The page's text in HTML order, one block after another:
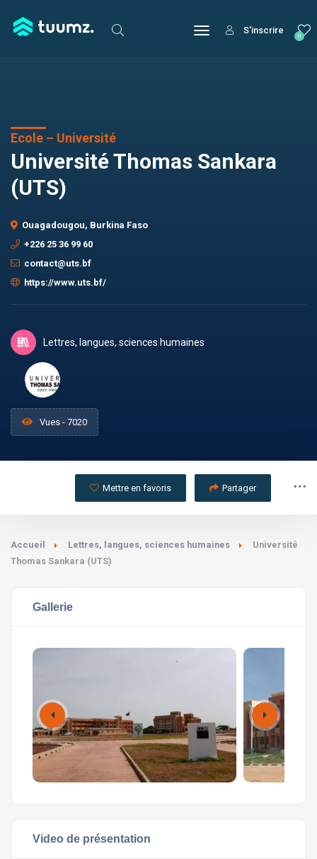
0
S'inscrire
Ecole – Université
Université Thomas Sankara
(UTS)
Ouagadougou, Burkina Faso
+226 25 36 99 60
contact@uts.bf
https://www.uts.bf/
Lettres, langues, sciences humaines
Vues - 7020
Mettre en favoris Partager
Accueil Lettres, langues, sciences humaines
Université
Thomas Sankara (UTS)
Gallerie
Video de présentation